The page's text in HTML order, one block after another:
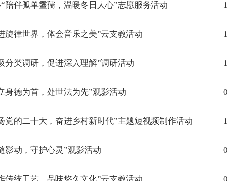
伴孤单耋孺，温暖冬日人心”志愿服务活动
旋律世界，体会音乐之美”云支教活动
分类调研，促进深入理解”调研活动
身德为首，处世法为先”观影活动
的二十大，奋进乡村新时代”主题短视频制作活动
影动，守护心灵”观影活动
传统工艺，品味悠久文化”云支教活动